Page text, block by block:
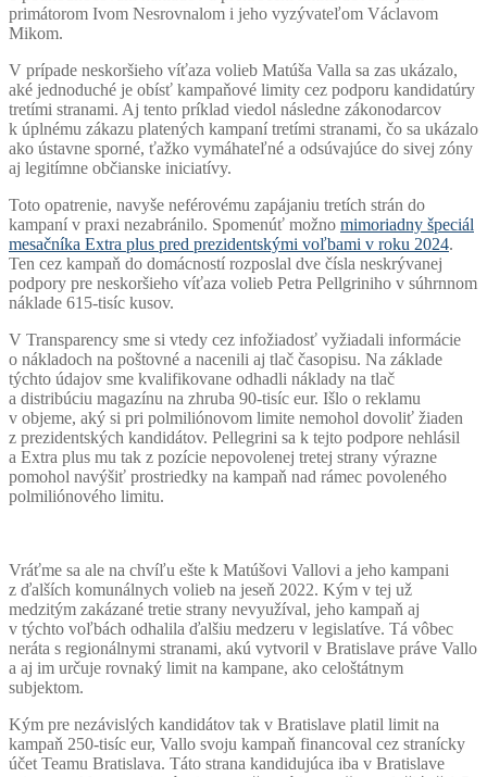
primátorom Ivom Nesrovnalom i jeho vyzývateľom Václavom
Mikom.
V prípade neskoršieho víťaza volieb Matúša Valla sa zas ukázalo,
aké jednoduché je obísť kampaňové limity cez podporu kandidatúry
tretími stranami. Aj tento príklad viedol následne zákonodarcov
k úplnému zákazu platených kampaní tretími stranami, čo sa ukázalo
ako ústavne sporné, ťažko vymáhateľné a odsúvajúce do sivej zóny
aj legitímne občianske iniciatívy.
Toto opatrenie, navyše neférovému zapájaniu tretích strán do
kampaní v praxi nezabránilo. Spomenúť možno mimoriadny špeciál
mesačníka Extra plus pred prezidentskými voľbami v roku 2024.
Ten cez kampaň do domácností rozposlal dve čísla neskrývanej
podpory pre neskoršieho víťaza volieb Petra Pellgriniho v súhrnnom
náklade 615-tisíc kusov.
V Transparency sme si vtedy cez infožiadosť vyžiadali informácie
o nákladoch na poštovné a nacenili aj tlač časopisu. Na základe
týchto údajov sme kvalifikovane odhadli náklady na tlač
a distribúciu magazínu na zhruba 90-tisíc eur. Išlo o reklamu
v objeme, aký si pri polmiliónovom limite nemohol dovoliť žiaden
z prezidentských kandidátov. Pellegrini sa k tejto podpore nehlásil
a Extra plus mu tak z pozície nepovolenej tretej strany výrazne
pomohol navýšiť prostriedky na kampaň nad rámec povoleného
polmiliónového limitu.
Vráťme sa ale na chvíľu ešte k Matúšovi Vallovi a jeho kampani
z ďalších komunálnych volieb na jeseň 2022. Kým v tej už
medzitým zakázané tretie strany nevyužíval, jeho kampaň aj
v týchto voľbách odhalila ďalšiu medzeru v legislatíve. Tá vôbec
neráta s regionálnymi stranami, akú vytvoril v Bratislave práve Vallo
a aj im určuje rovnaký limit na kampane, ako celoštátnym
subjektom.
Kým pre nezávislých kandidátov tak v Bratislave platil limit na
kampaň 250-tisíc eur, Vallo svoju kampaň financoval cez stranícky
účet Teamu Bratislava. Táto strana kandidujúca iba v Bratislave